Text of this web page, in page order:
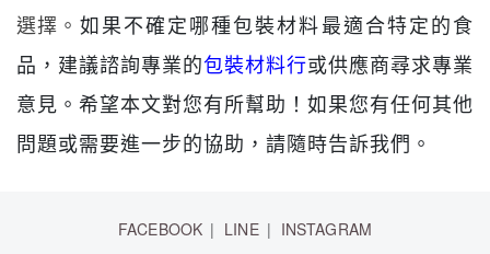
選擇。 如果不確定哪種包裝材料最適合特定的食
品，建議諮詢專業的包裝材料行或供應商尋求專業
意見。希望本文對您有所幫助！如果您有任何其他
問題或需要進一步的協助，請隨時告訴我們。
FACEBOOK LINE INSTAGRAM